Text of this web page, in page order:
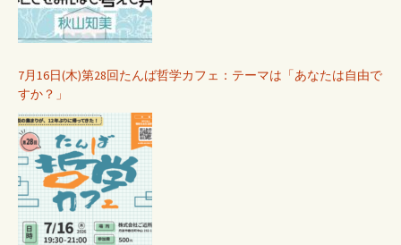
7月16日(木)第28回たんば哲学カフェ：テーマは「あなたは自由で
すか？」